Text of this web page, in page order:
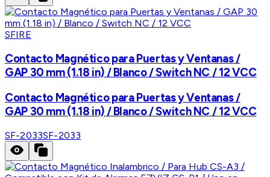
SFIRE
Contacto Magnético para Puertas y Ventanas /
GAP 30 mm (1.18 in) / Blanco / Switch NC / 12 VCC
Contacto Magnético para Puertas y Ventanas /
GAP 30 mm (1.18 in) / Blanco / Switch NC / 12 VCC
SF-2033SF-2033